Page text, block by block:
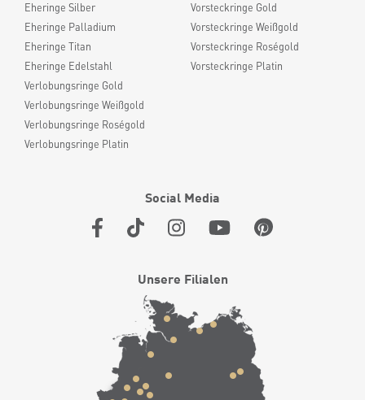
Eheringe Silber
Eheringe Palladium
Eheringe Titan
Eheringe Edelstahl
Verlobungsringe Gold
Verlobungsringe Weißgold
Verlobungsringe Roségold
Verlobungsringe Platin
Vorsteckringe Gold
Vorsteckringe Weißgold
Vorsteckringe Roségold
Vorsteckringe Platin
Social Media
Unsere Filialen